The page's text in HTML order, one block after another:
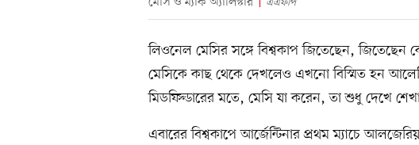
লিওনেল মেসির সঙ্গে বিশ্বকাপ জিতেছেন, জিতেছেন
মেসিকে কাছ থেকে দেখলেও এখনো বিস্মিত হন
মিডফিল্ডারের মতে, মেসি যা করেন, তা শুধু দেখে
এবারের বিশ্বকাপে আর্জেন্টিনার প্রথম ম্যাচে